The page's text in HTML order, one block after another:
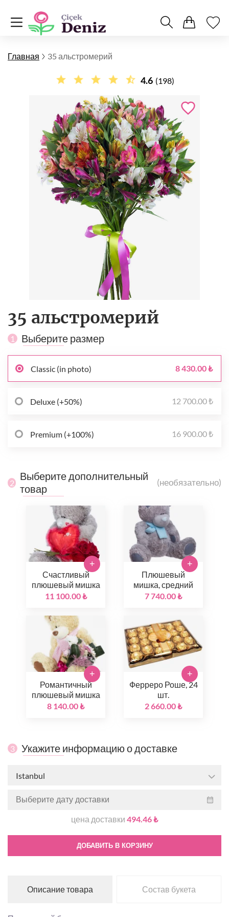
Главная 35 альстромерий
4.6 (198)
35 альстромерий
1 Выберите размер
Classic (in photo) 8 430.00 ₺
Deluxe (+50%) 12 700.00 ₺
Premium (+100%) 16 900.00 ₺
2
Выберите дополнительный
товар
(необязательно)
Счастливый
плюшевый мишка
11 100.00 ₺
+
Плюшевый
мишка, средний
7 740.00 ₺
+
Романтичный
плюшевый мишка
8 140.00 ₺
+
Ферреро Роше, 24
шт.
2 660.00 ₺
+
3 Укажите информацию о доставке
Istanbul
цена доставки 494.46 ₺
ДОБАВИТЬ В КОРЗИНУ
Описание товара Состав букета